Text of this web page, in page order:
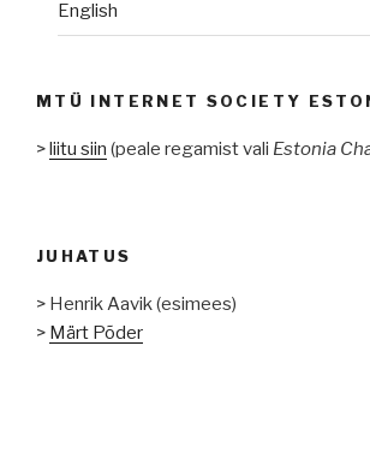
English
MTÜ INTERNET SOCIETY
> liitu siin (peale regamist vali Estonia
JUHATUS
> Henrik Aavik (esimees)
> Märt Põder